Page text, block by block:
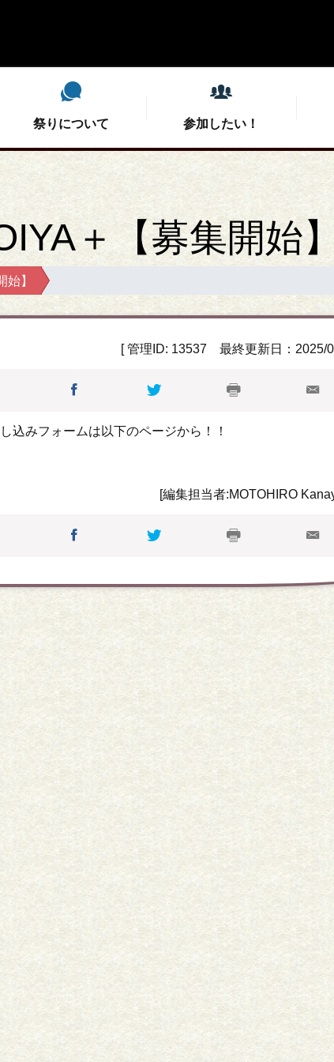
祭りについて
祭りについて
開催概要 こいや祭りとは
お問い合わせ
参加したい！
参加したい！
開催概要 募集要項
観たい！
今年のミドコロ 審査結果
フォトコン
屋台情報（深北緑地
支えたい！
当日スタッフ募集 会場MC募集
協賛・後援のお願い
学生実行委員募集
＋【募集開始
】
[ 管理ID: 13537 最終更新日：2025/
込みフォームは以下のページから！！
[編集担当者:MOTOHIRO